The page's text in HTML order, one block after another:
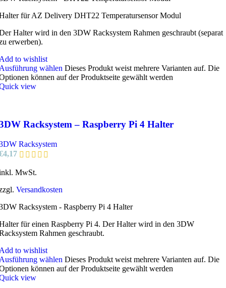
für AZ Delivery DHT22 Temperatursensor Modul
Halter wird in den 3DW Racksystem Rahmen geschraubt (separat
erwerben).
to wishlist
wählen Dieses Produkt weist mehrere Varianten auf. Die
können auf der Produktseite gewählt werden
view
Racksystem – Raspberry Pi 4 Halter
Racksystem
4,17
MwSt.
Versandkosten
Racksystem - Raspberry Pi 4 Halter
für einen Raspberry Pi 4. Der Halter wird in den 3DW
Rahmen geschraubt.
to wishlist
wählen Dieses Produkt weist mehrere Varianten auf. Die
können auf der Produktseite gewählt werden
view